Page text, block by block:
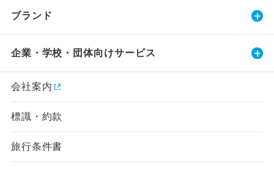
ブランド
企業・学校・団体向けサービス
会社案内
標識・約款
旅行条件書